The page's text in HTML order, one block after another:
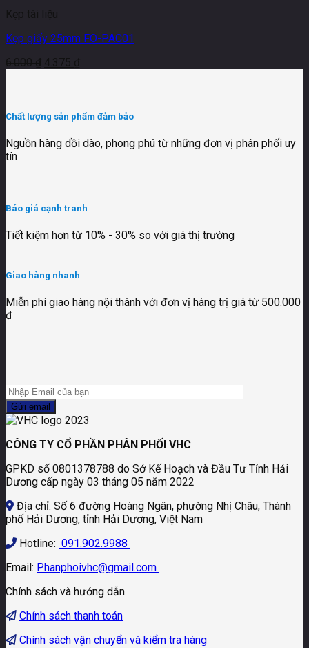
Kẹp tài liệu
Kẹp giấy 25mm FO-PAC01
6.000₫ 4.375 ₫
Chất lượng sản phẩm đảm bảo
Nguồn hàng dồi dào, phong phú từ những đơn vị phân phối uy
tín
Báo giá cạnh tranh
Tiết kiệm hơn từ 10% - 30% so với giá thị trường
Giao hàng nhanh
Miễn phí giao hàng nội thành với đơn vị hàng trị giá từ 500.000
đ
CÔNG TY CỔ PHẦN PHÂN PHỐI VHC
GPKD số 0801378788 do Sở Kế Hoạch và Đầu Tư Tỉnh Hải
Dương cấp ngày 03 tháng 05 năm 2022
Địa chỉ: Số 6 đường Hoàng Ngân, phường Nhị Châu, Thành
phố Hải Dương, tỉnh Hải Dương, Việt Nam
Hotline: 091.902.9988
Email: Phanphoivhc@gmail.com
Chính sách và hướng dẫn
Chính sách thanh toán
Chính sách vận chuyển và kiểm tra hàng